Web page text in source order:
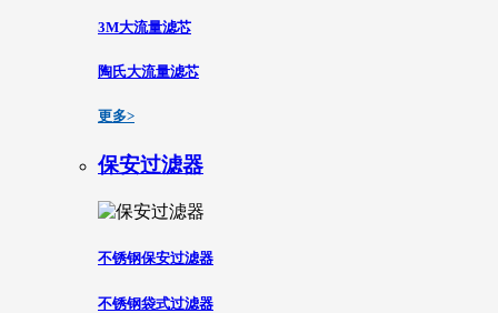
3M大流量滤芯
陶氏大流量滤芯
更多>
保安过滤器
不锈钢保安过滤器
不锈钢袋式过滤器